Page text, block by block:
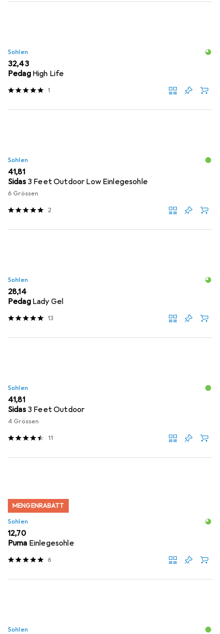
Sohlen
EUR
32,43
Pedag High Life
1
Sohlen
EUR
41,81
Sidas 3 Feet Outdoor Low Einlegesohle
6 Grössen
2
Sohlen
EUR
28,14
Pedag Lady Gel
13
Sohlen
EUR
41,81
Sidas 3 Feet Outdoor
4 Grössen
11
MENGENRABATT
Sohlen
EUR
12,70
Puma Einlegesohle
6
Sohlen